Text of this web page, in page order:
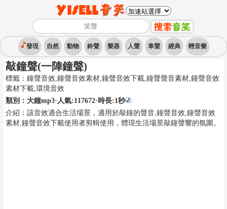
發現 自然 動物 鈴聲 樂器 人聲 車聲 經典 輕音樂
敲鐘聲(一陣鐘聲)
標籤： 鐘聲音效,鐘聲音效素材,鐘聲音效下載,鐘聲聲音素材,鐘聲音效
素材下載,環境音效
類別： 大鐘mp3·人氣:117672·時長:1秒
介紹： 該音效適合生活場景，適用於敲鐘的聲音,鐘聲音效,鐘聲音效
素材,鐘聲音效下載使用者剪輯使用，體現生活場景敲鐘聲響的氛圍。